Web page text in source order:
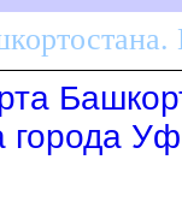
города